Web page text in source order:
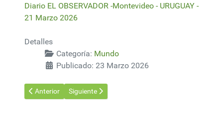
Diario EL OBSERVADOR -Montevideo - URUGUAY -
21 Marzo 2026
Detalles
Categoría: Mundo
Publicado: 23 Marzo 2026
Artículo anterior: Acuerdo Mercosur-UE: Qué cambia desde el
Anterior Artículo siguiente: Expertos cuestionan la
Siguiente